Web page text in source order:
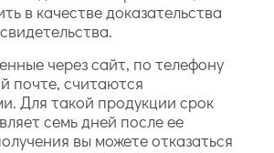
в качестве доказательства
через сайт, по телефону
почте, считаются
Для такой продукции срок
семь дней после ее
вы можете отказаться